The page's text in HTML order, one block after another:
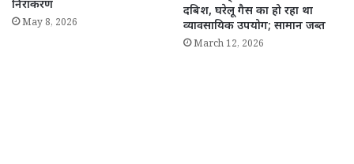
निराकरण
May 8, 2026
दबिश, घरेलू गैस का हो रहा था
व्यावसायिक उपयोग; सामान जब्त
March 12, 2026